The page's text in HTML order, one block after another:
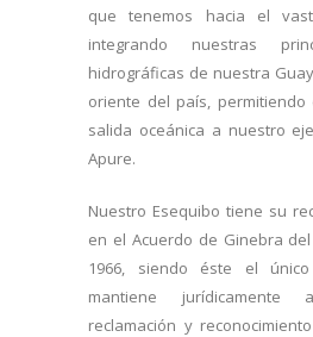
que tenemos hacia el
integrando nuestras
hidrográficas de nuestra
oriente del país,
salida oceánica a nuestro
Apure.
Nuestro Esequibo tiene su
en el Acuerdo de Ginebra
1966, siendo éste el
mantiene
reclamación y